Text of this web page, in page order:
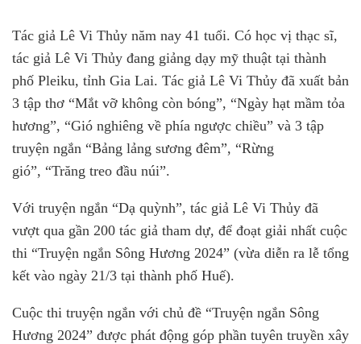
Tác giả Lê Vi Thủy năm nay 41 tuổi. Có học vị thạc sĩ,
tác giả Lê Vi Thủy đang giảng dạy mỹ thuật tại thành
phố Pleiku, tỉnh Gia Lai. Tác giả Lê Vi Thủy đã xuất bản
3 tập thơ “Mắt vỡ không còn bóng”, “Ngày hạt mầm tỏa
hương”, “Gió nghiêng về phía ngược chiều” và 3 tập
truyện ngắn “Bảng lảng sương đêm”, “Rừng
gió”, “Trăng treo đầu núi”.
Với truyện ngắn “Dạ quỳnh”, tác giả Lê Vi Thủy đã
vượt qua gần 200 tác giả tham dự, để đoạt giải nhất cuộc
thi “Truyện ngắn Sông Hương 2024” (vừa diễn ra lễ tổng
kết vào ngày 21/3 tại thành phố Huế).
Cuộc thi truyện ngắn với chủ đề “Truyện ngắn Sông
Hương 2024” được phát động góp phần tuyên truyền xây